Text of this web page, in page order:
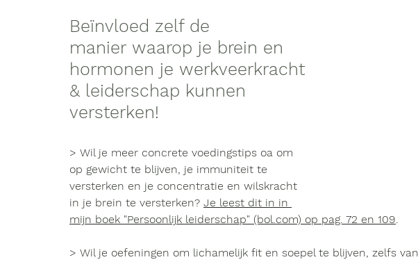
Beïnvloed zelf de
manier waarop je brein en
hormonen je werkveerkracht
& leiderschap kunnen
versterken!
> Wil je meer concrete voedingstips oa om
op gewicht te blijven, je immuniteit te
versterken en je concentratie en wilskracht
in je brein te versterken? Je leest dit in in
mijn boek "Persoonlijk leiderschap" (bol.com) op pag. 72 en 109.
> Wil je oefeningen om lichamelijk fit en soepel te blijven, zelfs